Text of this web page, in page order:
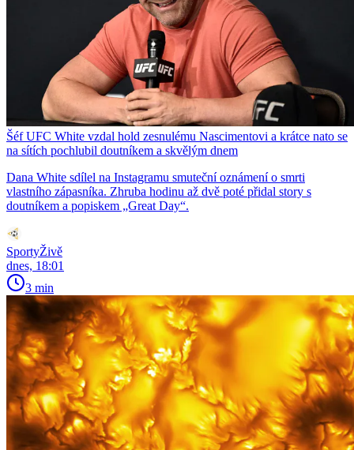
Šéf UFC White vzdal hold zesnulému Nascimentovi a krátce nato se
na sítích pochlubil doutníkem a skvělým dnem
Dana White sdílel na Instagramu smuteční oznámení o smrti
vlastního zápasníka. Zhruba hodinu až dvě poté přidal story s
doutníkem a popiskem „Great Day“.
SportyŽivě
dnes, 18:01
3 min